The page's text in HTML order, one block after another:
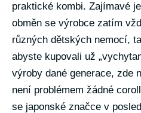
praktické kombi. Zajímavé
obměn se výrobce zatím
různých dětských nemocí,
abyste kupovali už
výroby dané generace, zde
není problémem žádné
se japonské značce v